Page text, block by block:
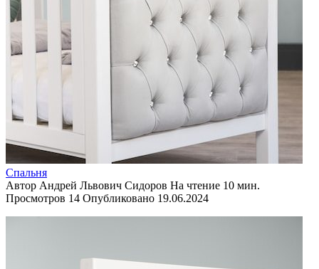
Спальня
Автор Андрей Львович Сидоров На чтение 10 мин.
Просмотров 14 Опубликовано 19.06.2024